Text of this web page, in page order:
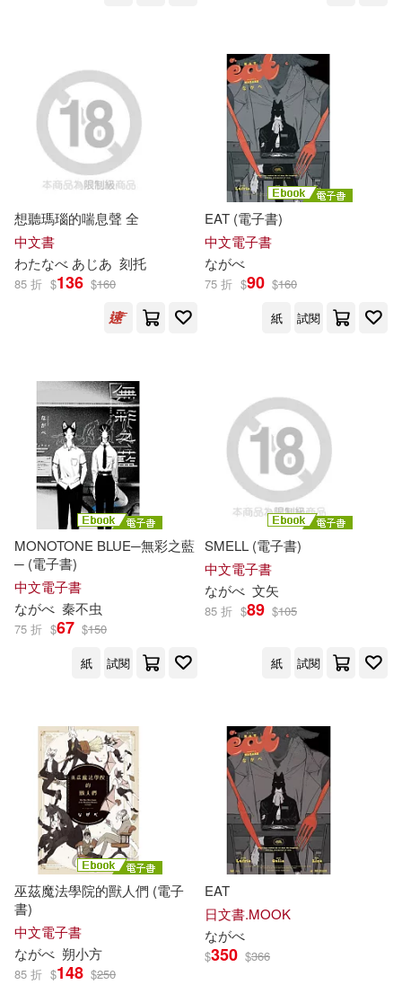
よしなが ふみ(1)
わたなべ あじあ(1)
プレステージ出版（写真集）(1)
マーキュリー(1) 七斗七(1)
上田ながの(1) 五城タイガ(1)
今井佐惠子(1) 佐木田すい(1)
倉本大資(1) 加山雄三(1)
加藤雅俊(1) 南乃そら(1)
吉川文子(1) 吉永史(1)
喜多川泰(1) 大槻ひびき(1)
富増 章成(1) 小原燈(1)
山口揚平(1) 岩崎啓眞(1)
岬かつみ(1) 戯屋べんべ(1)
早坂隆(1) 服部幸(1)
木村万紀子(1) 本間生夫(1)
朵琳出版整合行銷公司(1)
柴田書店(1) 歐萊禮(1)
遠足文化(1)
想聽瑪瑙的喘息聲 全
中文書
わたなべ あじあ 刻托
85 折 $136 $160
EAT (電子書)
中文電子書
ながべ
75 折 $90 $160
紙
試閱
MONOTONE BLUE─無彩之藍
─ (電子書)
中文電子書
ながべ 秦不虫
75 折 $67 $150
紙
試閱
SMELL (電子書)
中文電子書
ながべ 文矢
85 折 $89 $105
紙 試閱
巫茲魔法學院的獸人們 (電子
書)
中文電子書
ながべ 朔小方
85 折 $148 $250
EAT
日文書.MOOK
ながべ
$350 $366